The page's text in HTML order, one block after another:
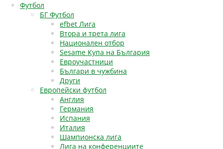
Футбол
БГ Футбол
efbet Лига
Втора и трета лига
Национален отбор
Sesame Купа на България
Евроучастници
Българи в чужбина
Други
Европейски футбол
Англия
Германия
Испания
Италия
Шампионска лига
Лига на конференциите